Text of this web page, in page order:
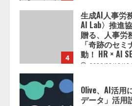
5
Olive、AI活用
データ」活用
2026/08/10/
AIスキル可視
ライズ）」の